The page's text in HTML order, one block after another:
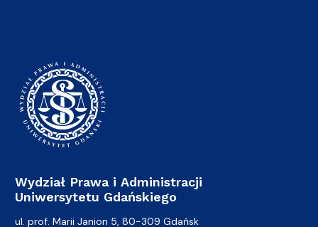
Wydział Prawa i Administracji
Uniwersytetu Gdańskiego
ul. prof. Marii Janion 5, 80-309 Gdańsk